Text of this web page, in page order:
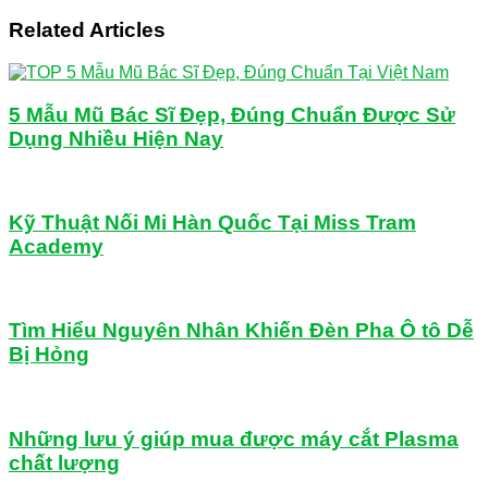
Related Articles
5 Mẫu Mũ Bác Sĩ Đẹp, Đúng Chuẩn Được Sử
Dụng Nhiều Hiện Nay
Kỹ Thuật Nối Mi Hàn Quốc Tại Miss Tram
Academy
Tìm Hiểu Nguyên Nhân Khiến Đèn Pha Ô tô Dễ
Bị Hỏng
Những lưu ý giúp mua được máy cắt Plasma
chất lượng